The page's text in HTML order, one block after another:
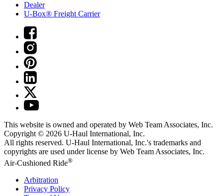
Dealer
U-Box® Freight Carrier
This website is owned and operated by Web Team Associates, Inc.
Copyright © 2026 U-Haul International, Inc.
All rights reserved. U-Haul International, Inc.'s trademarks and
copyrights are used under license by Web Team Associates, Inc.
Air-Cushioned Ride®
Arbitration
Privacy Policy